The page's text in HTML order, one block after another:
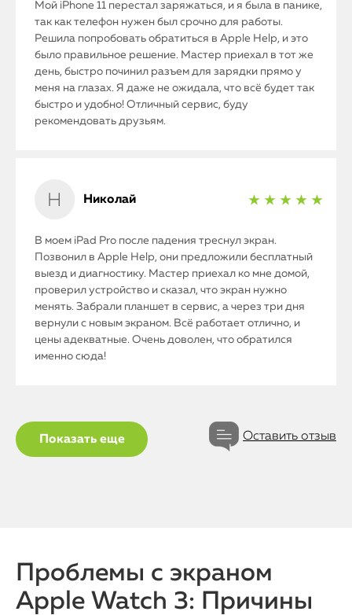
iPhone
MacBook
Watch
iMac
О нас
Контакты
Статьи
Мой iPhone 11 перестал заряжаться, и я была в панике,
так как телефон нужен был срочно для работы.
Решила попробовать обратиться в Apple Help, и это
было правильное решение. Мастер приехал в тот же
день, быстро починил разъем для зарядки прямо у
меня на глазах. Я даже не ожидала, что всё будет так
быстро и удобно! Отличный сервис, буду
рекомендовать друзьям.
Николай ★ ★ ★ ★ ★
В моем iPad Pro после падения треснул экран.
Позвонил в Apple Help, они предложили бесплатный
выезд и диагностику. Мастер приехал ко мне домой,
проверил устройство и сказал, что экран нужно
менять. Забрали планшет в сервис, а через три дня
вернули с новым экраном. Всё работает отлично, и
цены адекватные. Очень доволен, что обратился
именно сюда!
Показать еще Оставить отзыв
Проблемы с экраном
Apple Watch 3: Причины